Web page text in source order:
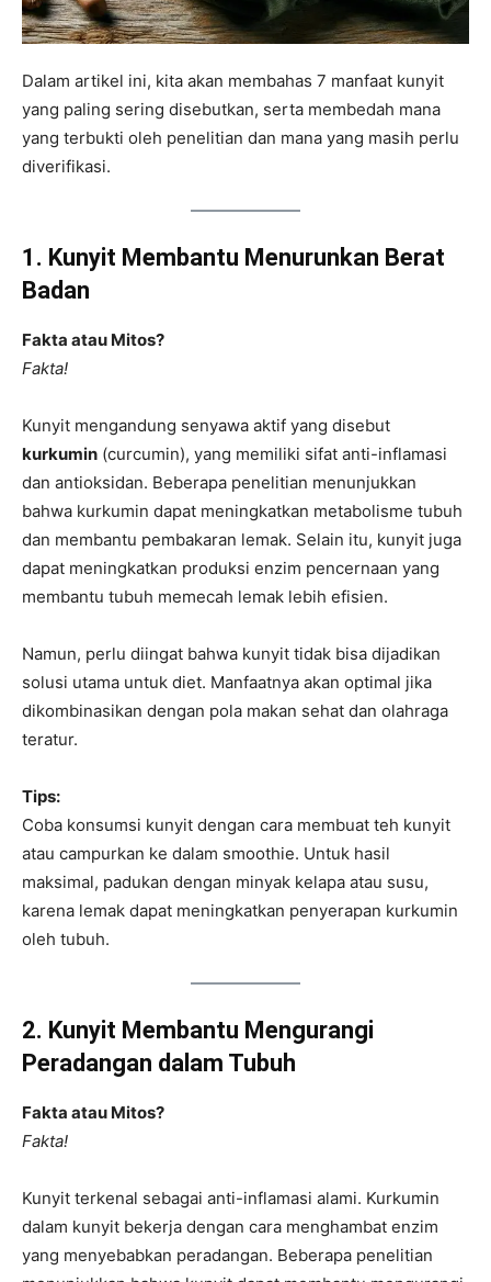
Dalam artikel ini, kita akan membahas 7 manfaat kunyit
yang paling sering disebutkan, serta membedah mana
yang terbukti oleh penelitian dan mana yang masih perlu
diverifikasi.
1. Kunyit Membantu Menurunkan Berat
Badan
Fakta atau Mitos?
Fakta!
Kunyit mengandung senyawa aktif yang disebut
kurkumin (curcumin), yang memiliki sifat anti-inflamasi
dan antioksidan. Beberapa penelitian menunjukkan
bahwa kurkumin dapat meningkatkan metabolisme tubuh
dan membantu pembakaran lemak. Selain itu, kunyit juga
dapat meningkatkan produksi enzim pencernaan yang
membantu tubuh memecah lemak lebih efisien.
Namun, perlu diingat bahwa kunyit tidak bisa dijadikan
solusi utama untuk diet. Manfaatnya akan optimal jika
dikombinasikan dengan pola makan sehat dan olahraga
teratur.
Tips:
Coba konsumsi kunyit dengan cara membuat teh kunyit
atau campurkan ke dalam smoothie. Untuk hasil
maksimal, padukan dengan minyak kelapa atau susu,
karena lemak dapat meningkatkan penyerapan kurkumin
oleh tubuh.
2. Kunyit Membantu Mengurangi
Peradangan dalam Tubuh
Fakta atau Mitos?
Fakta!
Kunyit terkenal sebagai anti-inflamasi alami. Kurkumin
dalam kunyit bekerja dengan cara menghambat enzim
yang menyebabkan peradangan. Beberapa penelitian